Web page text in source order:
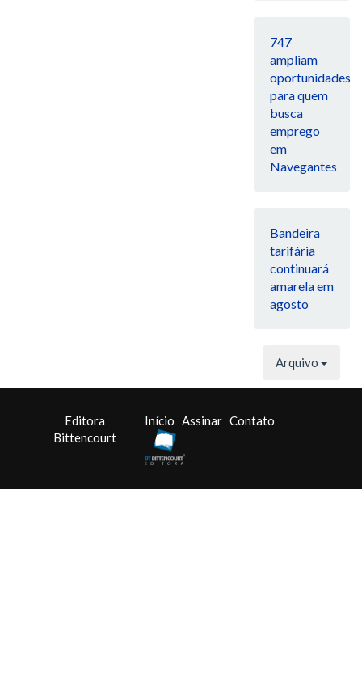
747
ampliam
oportunidades
para quem
busca
emprego
em
Navegantes
Bandeira
tarifária
continuará
amarela em
agosto
Arquivo
Editora
Bittencourt
Início Assinar Contato